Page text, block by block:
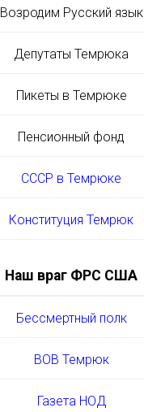
Возродим Русский язык
Депутаты Темрюка
Пикеты в Темрюке
Пенсионный фонд
СССР в Темрюке
Конституция Темрюк
Наш враг ФРС США
Бессмертный полк
ВОВ Темрюк
Газета НОД